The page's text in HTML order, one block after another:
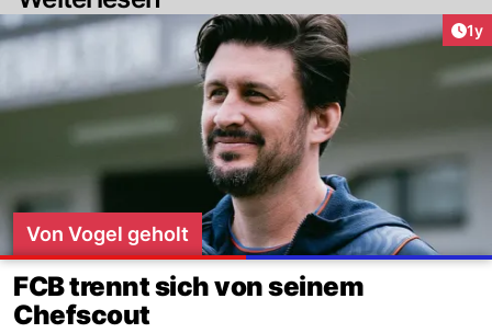
1y
Von Vogel geholt
FCB trennt sich von seinem
Chefscout